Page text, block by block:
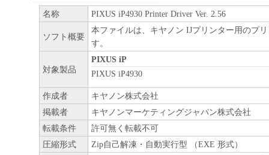
名称 PIXUS iP4930 Printer Driver Ver. 2.56
ソフト概要
本ファイルは、キヤノン IJプリンター用のプ
す。
対象製品
PIXUS iP
PIXUS iP4930
作成者
キヤノン株式会社
掲載者
キヤノンマーケティングジャパン株式会社
転載条件
許可無く転載不可
圧縮形式
Zip自己解凍・自動実行型 （EXE 形式）